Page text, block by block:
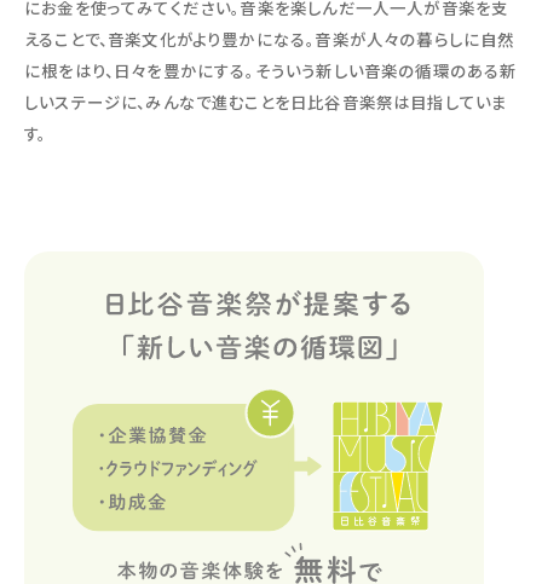
にお金を使ってみてください。音楽を楽しんだ一人一人が音楽を支
えることで、音楽文化がより豊かになる。音楽が人々の暮らしに自然
に根をはり、日々を豊かにする。そういう新しい音楽の循環のある新
しいステージに、みんなで進むことを日比谷音楽祭は目指していま
す。